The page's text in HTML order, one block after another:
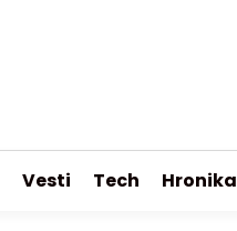
Vesti Tech Hronika